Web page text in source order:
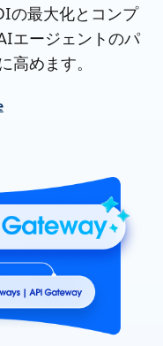
の最大化とコンプ
エージェントのパ
高めます。